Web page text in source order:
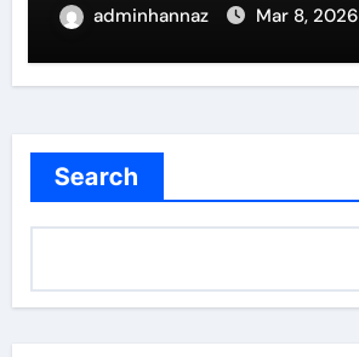
adminhannaz Mar 8, 2026
Search